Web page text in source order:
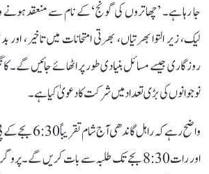
جا رہا ہے۔ ’چھاتروں کی گونج‘ کے نام سے منعقد
لیک، زیر التوا بھرتیاں، بھرتی امتحانات میں تاخیر،
روزگاری جیسے مسائل بنیادی طور پر اٹھائے جائیں گے۔
نوجوانوں کی بڑی تعداد میں شرکت کا دعویٰ کیا ہے۔
واضح رہے کہ راہل
اور رات 8:30 بجے تک طلبہ سے بات کریں گے۔